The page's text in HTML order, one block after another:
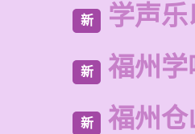
新 学声
新 福州学
新 福州仓